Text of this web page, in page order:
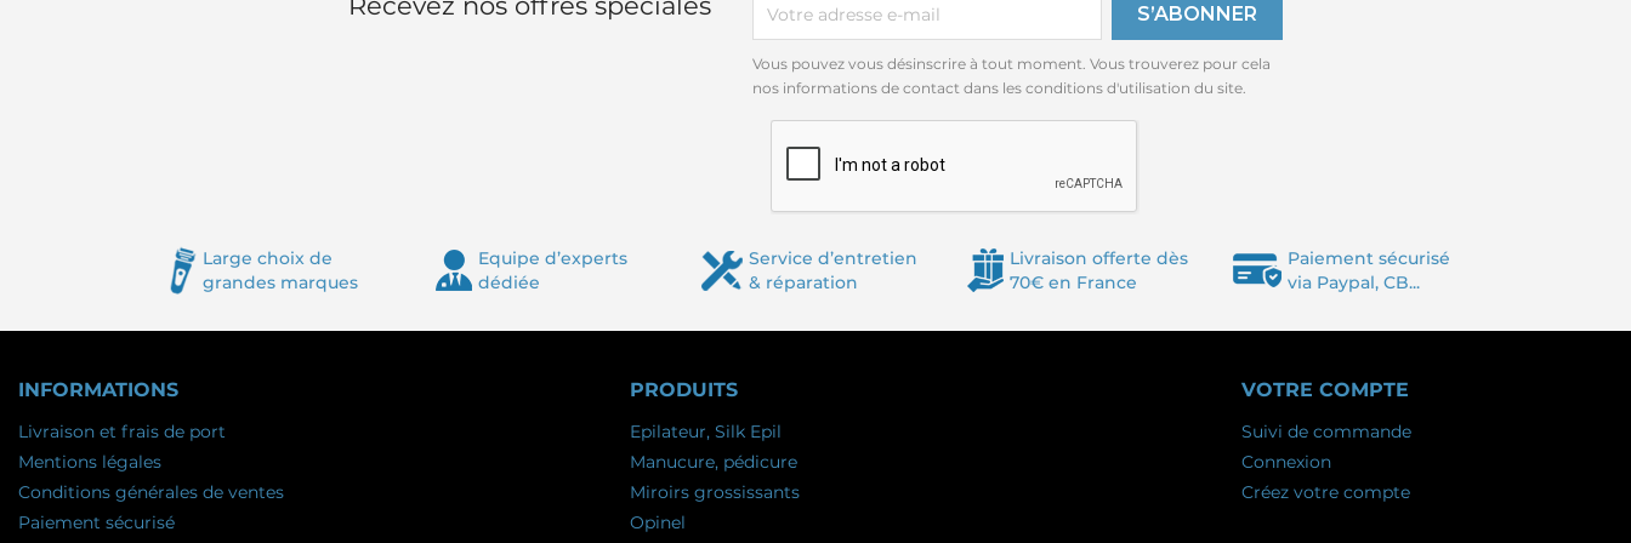
Vous pouvez vous désinscrire à tout moment. Vous trouverez pour cela
nos informations de contact dans les conditions d'utilisation du site.
Large choix de
grandes marques
Equipe d’experts
dédiée
Service d’entretien
& réparation
Livraison offerte dès
70€ en France
Paiement sécurisé
via Paypal, CB...
INFORMATIONS
Livraison et frais de port
Mentions légales
Conditions générales de ventes
Paiement sécurisé
PRODUITS
Epilateur, Silk Epil
Manucure, pédicure
Miroirs grossissants
Opinel
VOTRE COMPTE
Suivi de commande
Connexion
Créez votre compte